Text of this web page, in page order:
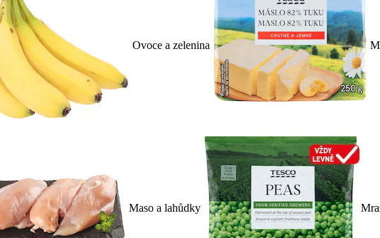
Ovoce a zelenina
Maso a lahůdky